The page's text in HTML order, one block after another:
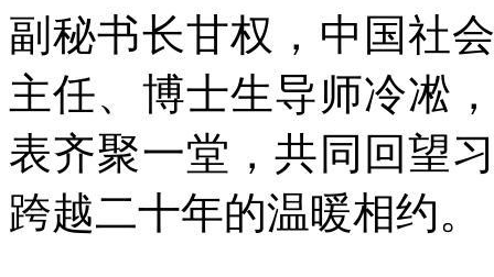
副秘书长甘权，中国社
主任、博士生导师冷凇
表齐聚一堂，共同回望
跨越二十年的温暖相约。